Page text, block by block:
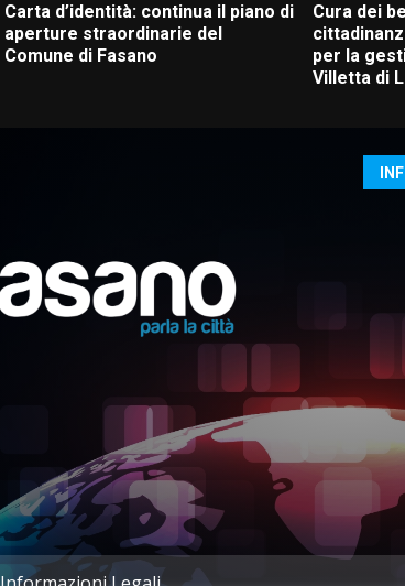
Carta d’identità: continua il piano di
aperture straordinarie del
Comune di Fasano
Cura dei
per la
Villetta di